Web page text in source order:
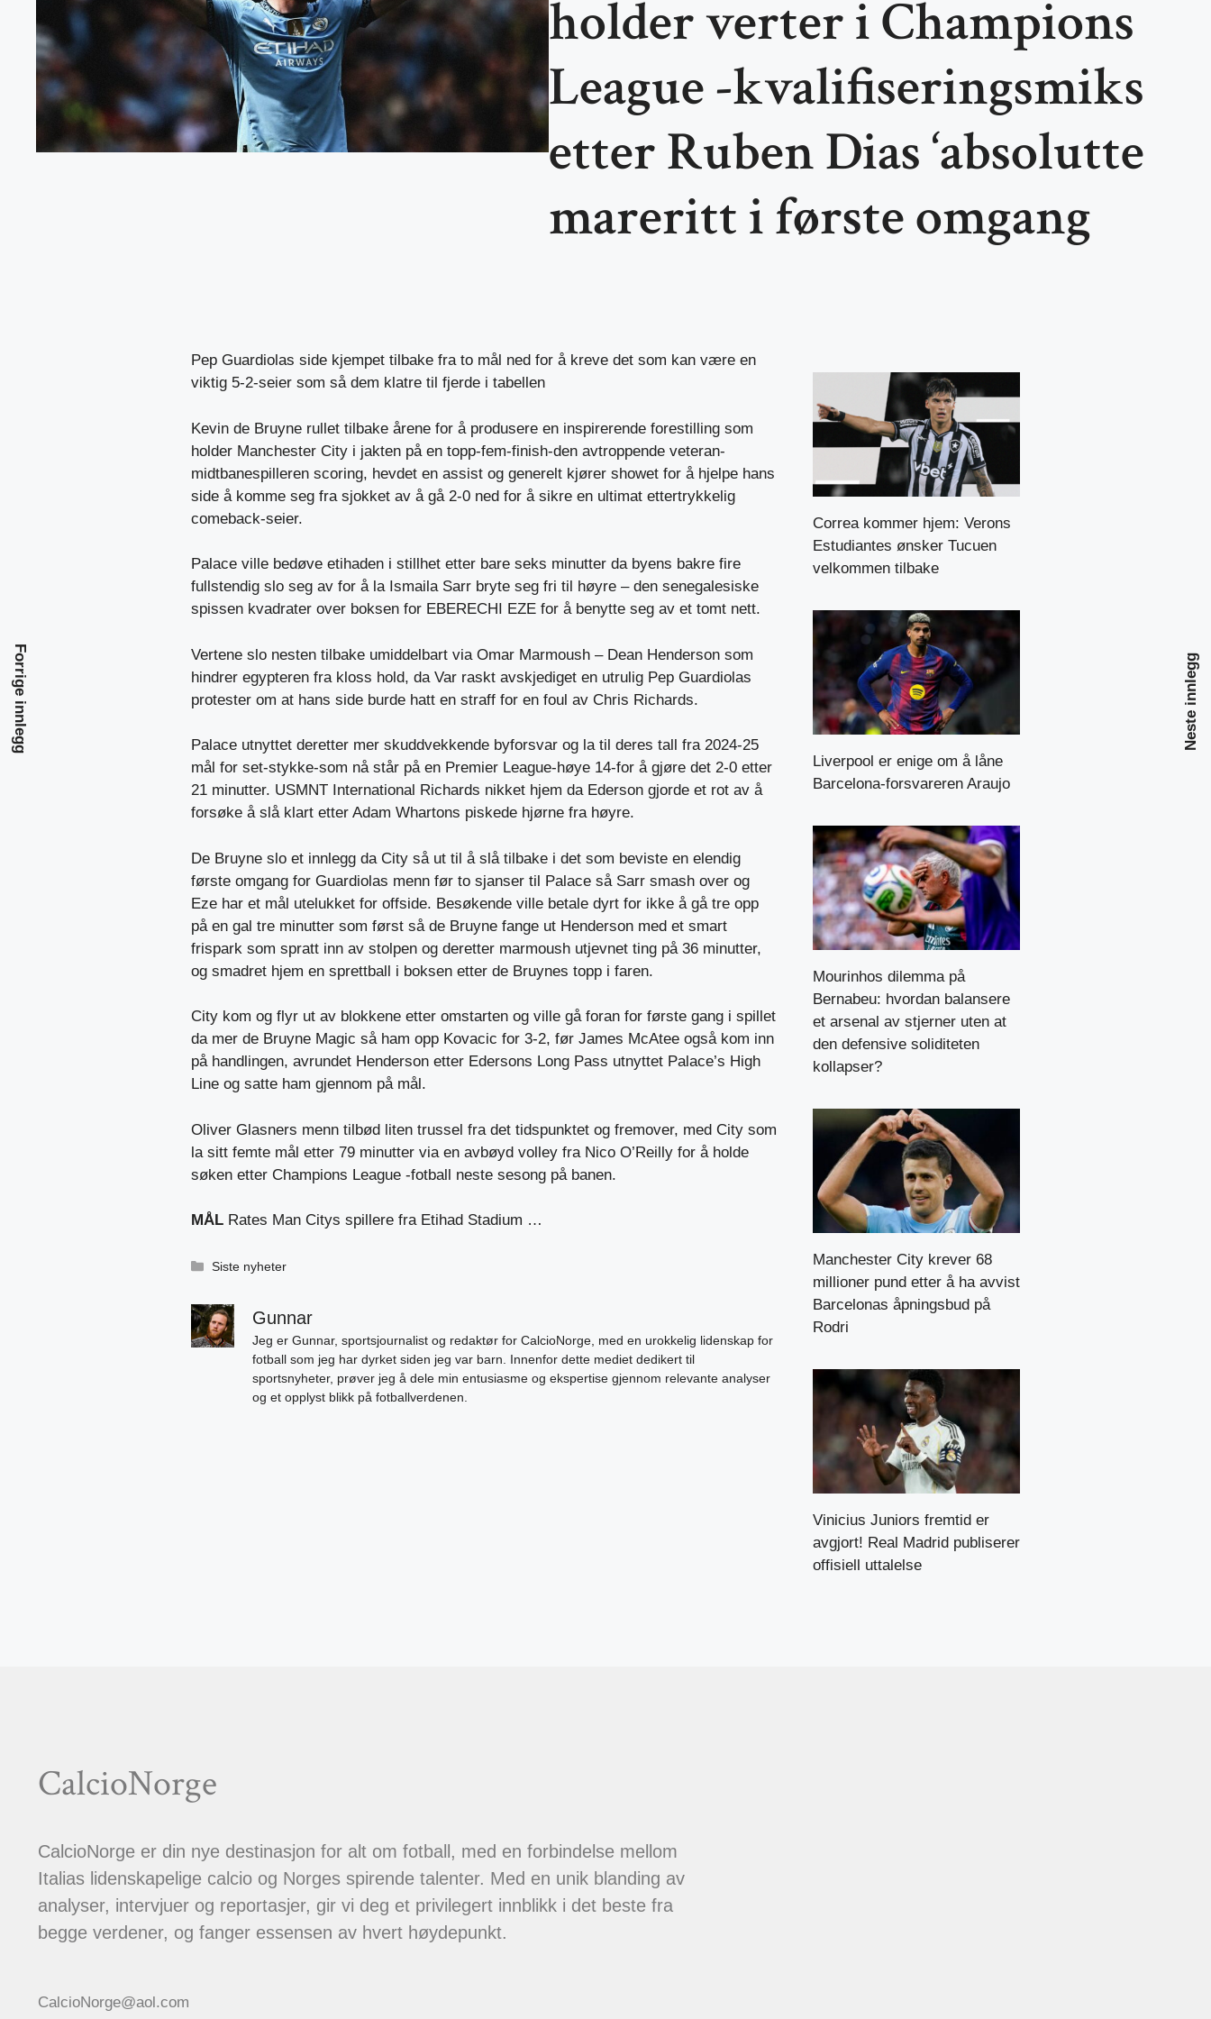
holder verter i Champions
League -kvalifiseringsmiks
etter Ruben Dias ‘absolutte
mareritt i første omgang
Pep Guardiolas side kjempet tilbake fra to mål ned for å kreve det som kan være en
viktig 5-2-seier som så dem klatre til fjerde i tabellen
Kevin de Bruyne rullet tilbake årene for å produsere en inspirerende forestilling som
holder Manchester City i jakten på en topp-fem-finish-den avtroppende veteran-
midtbanespilleren scoring, hevdet en assist og generelt kjører showet for å hjelpe hans
side å komme seg fra sjokket av å gå 2-0 ned for å sikre en ultimat ettertrykkelig
comeback-seier.
Palace ville bedøve etihaden i stillhet etter bare seks minutter da byens bakre fire
fullstendig slo seg av for å la Ismaila Sarr bryte seg fri til høyre – den senegalesiske
spissen kvadrater over boksen for EBERECHI EZE for å benytte seg av et tomt nett.
Vertene slo nesten tilbake umiddelbart via Omar Marmoush – Dean Henderson som
hindrer egypteren fra kloss hold, da Var raskt avskjediget en utrulig Pep Guardiolas
protester om at hans side burde hatt en straff for en foul av Chris Richards.
Palace utnyttet deretter mer skuddvekkende byforsvar og la til deres tall fra 2024-25
mål for set-stykke-som nå står på en Premier League-høye 14-for å gjøre det 2-0 etter
21 minutter. USMNT International Richards nikket hjem da Ederson gjorde et rot av å
forsøke å slå klart etter Adam Whartons piskede hjørne fra høyre.
De Bruyne slo et innlegg da City så ut til å slå tilbake i det som beviste en elendig
første omgang for Guardiolas menn før to sjanser til Palace så Sarr smash over og
Eze har et mål utelukket for offside. Besøkende ville betale dyrt for ikke å gå tre opp
på en gal tre minutter som først så de Bruyne fange ut Henderson med et smart
frispark som spratt inn av stolpen og deretter marmoush utjevnet ting på 36 minutter,
og smadret hjem en sprettball i boksen etter de Bruynes topp i faren.
City kom og flyr ut av blokkene etter omstarten og ville gå foran for første gang i spillet
da mer de Bruyne Magic så ham opp Kovacic for 3-2, før James McAtee også kom inn
på handlingen, avrundet Henderson etter Edersons Long Pass utnyttet Palace’s High
Line og satte ham gjennom på mål.
Oliver Glasners menn tilbød liten trussel fra det tidspunktet og fremover, med City som
la sitt femte mål etter 79 minutter via en avbøyd volley fra Nico O’Reilly for å holde
søken etter Champions League -fotball neste sesong på banen.
MÅL Rates Man Citys spillere fra Etihad Stadium …
Kategorier
Siste nyheter
Gunnar
Jeg er Gunnar, sportsjournalist og redaktør for CalcioNorge, med en urokkelig lidenskap for
fotball som jeg har dyrket siden jeg var barn. Innenfor dette mediet dedikert til
sportsnyheter, prøver jeg å dele min entusiasme og ekspertise gjennom relevante analyser
og et opplyst blikk på fotballverdenen.
Forrige innlegg Neste innlegg
Correa kommer hjem: Verons
Estudiantes ønsker Tucuen
velkommen tilbake
Liverpool er enige om å låne
Barcelona-forsvareren Araujo
Mourinhos dilemma på
Bernabeu: hvordan balansere
et arsenal av stjerner uten at
den defensive soliditeten
kollapser?
Manchester City krever 68
millioner pund etter å ha avvist
Barcelonas åpningsbud på
Rodri
Vinicius Juniors fremtid er
avgjort! Real Madrid publiserer
offisiell uttalelse
CalcioNorge
CalcioNorge er din nye destinasjon for alt om fotball, med en forbindelse mellom
Italias lidenskapelige calcio og Norges spirende talenter. Med en unik blanding av
analyser, intervjuer og reportasjer, gir vi deg et privilegert innblikk i det beste fra
begge verdener, og fanger essensen av hvert høydepunkt.
CalcioNorge@aol.com